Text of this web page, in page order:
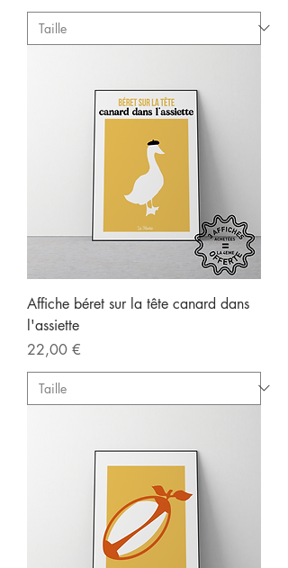
Affiche béret sur la tête canard dans
l'assiette
Prix
22,00 €